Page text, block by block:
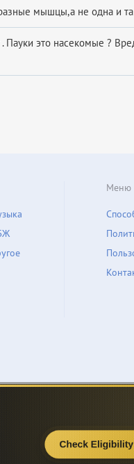
мышцы,а не одна и
Пауки это насекомые ?
Меню